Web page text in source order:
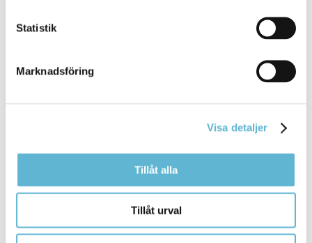
Statistik
Marknadsföring
Visa detaljer
Tillåt alla
Tillåt urval
På Dalaskolan Södra i Bromölla står ett klassrum
klart att ta emot de ukrainska ... med samma
2 November 2020
Ifö Center får ett projektbidrag på 60 000 kronor av